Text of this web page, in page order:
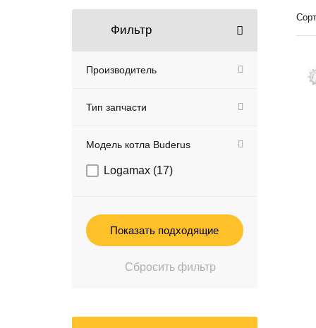
Фильтр
Производитель
Тип запчасти
Модель котла Buderus
Logamax (17)